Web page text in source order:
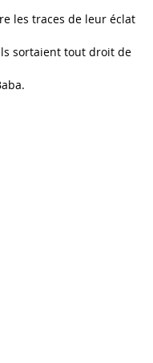
les traces de leur éclat
sortaient tout droit de